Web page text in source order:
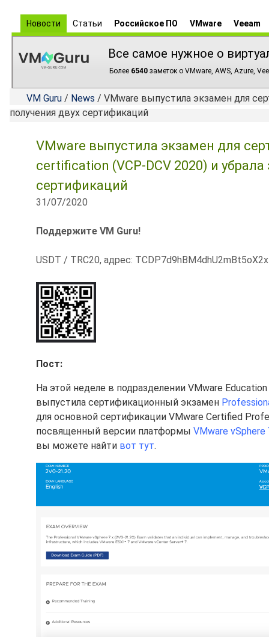
Новости Статьи Российское ПО VMware Veeam
Все самое нужное о
Более 6540 заметок о VMware, AWS, Azure,
VM Guru / News / VMware выпустила экзамен для
получения двух сертификаций
VMware выпустила экзамен для
certification (VCP-DCV 2020) и
сертификаций
31/07/2020
Поддержите VM Guru!
USDT / TRC20, адрес:
Пост:
На этой неделе в подразделении VMware
выпустила сертификационный экзамен
для основной сертификации VMware Certified
посвященный версии платформы VMware vSphere
вы можете найти вот тут.